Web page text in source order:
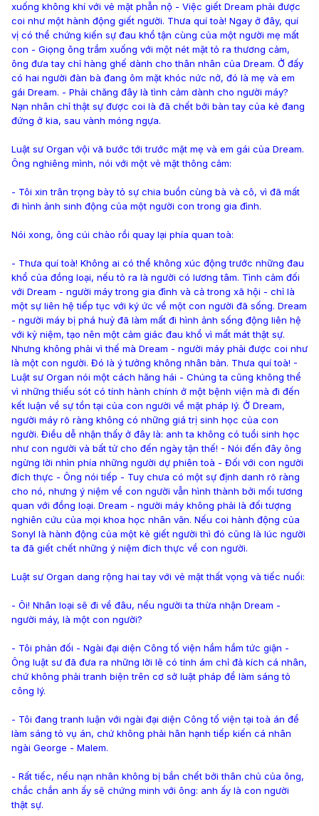
xuống không khí với vẻ mặt phẫn nộ - Việc giết Dream phải được
coi như một hành động giết người. Thưa quí toà! Ngay ở đây, quí
vị có thể chứng kiến sự đau khổ tận cùng của một người mẹ mất
con - Giọng ông trầm xuống với một nét mặt tỏ ra thương cảm,
ông đưa tay chỉ hàng ghế dành cho thân nhân của Dream. Ở đấy
có hai người đàn bà đang ôm mặt khóc nức nở, đó là mẹ và em
gái Dream. - Phải chăng đây là tình cảm dành cho người máy?
Nạn nhân chỉ thật sự được coi là đã chết bởi bàn tay của kẻ đang
đứng ở kia, sau vành móng ngựa.
Luật sư Organ vội vã bước tới trước mặt mẹ và em gái của Dream.
Ông nghiêng mình, nói với một vẻ mặt thông cảm:
- Tôi xin trân trọng bày tỏ sự chia buồn cùng bà và cô, vì đã mất
đi hình ảnh sinh động của một người con trong gia đình.
Nói xong, ông cúi chào rồi quay lại phía quan toà:
- Thưa quí toà! Không ai có thể không xúc động trước những đau
khổ của đồng loại, nếu tỏ ra là người có lương tâm. Tình cảm đối
với Dream - người máy trong gia đình và cả trong xã hội - chỉ là
một sự liên hệ tiếp tục với ký ức về một con người đã sống. Dream
- người máy bị phá huỷ đã làm mất đi hình ảnh sống động liên hệ
với kỷ niệm, tạo nên một cảm giác đau khổ vì mất mát thật sự.
Nhưng không phải vì thế mà Dream - người máy phải được coi như
là một con người. Đó là ý tưởng không nhân bản. Thưa quí toà! -
Luật sư Organ nói một cách hăng hái - Chúng ta cũng không thể
vì những thiếu sót có tính hành chính ở một bệnh viện mà đi đến
kết luận về sự tồn tại của con người về mặt pháp lý. Ở Dream,
người máy rõ ràng không có những giá trị sinh học của con
người. Điều dễ nhận thấy ở đây là: anh ta không có tuổi sinh học
như con người và bất tử cho đến ngày tận thế! - Nói đến đây ông
ngừng lời nhìn phía những người dự phiên toà - Đối với con người
đích thực - Ông nói tiếp - Tuy chưa có một sự định danh rõ ràng
cho nó, nhưng ý niệm về con người vẫn hình thành bởi mối tương
quan với đồng loại. Dream - người máy không phải là đối tượng
nghiên cứu của mọi khoa học nhân văn. Nếu coi hành động của
Sonyl là hành động của một kẻ giết người thì đó cũng là lúc người
ta đã giết chết những ý niệm đích thực về con người.
Luật sư Organ dang rộng hai tay với vẻ mặt thất vọng và tiếc nuối:
- Ôi! Nhân loại sẽ đi về đâu, nếu người ta thừa nhận Dream -
người máy, là một con người?
- Tôi phản đối - Ngài đại diện Công tố viện hầm hầm tức giận -
Ông luật sư đã đưa ra những lời lẽ có tính ám chỉ đả kích cá nhân,
chứ không phải tranh biện trên cơ sở luật pháp để làm sáng tỏ
công lý.
- Tôi đang tranh luận với ngài đại diện Công tố viện tại toà án để
làm sáng tỏ vụ án, chứ không phải hân hạnh tiếp kiến cá nhân
ngài George - Malem.
- Rất tiếc, nếu nạn nhân không bị bắn chết bởi thân chủ của ông,
chắc chắn anh ấy sẽ chứng minh với ông: anh ấy là con người
thật sự.